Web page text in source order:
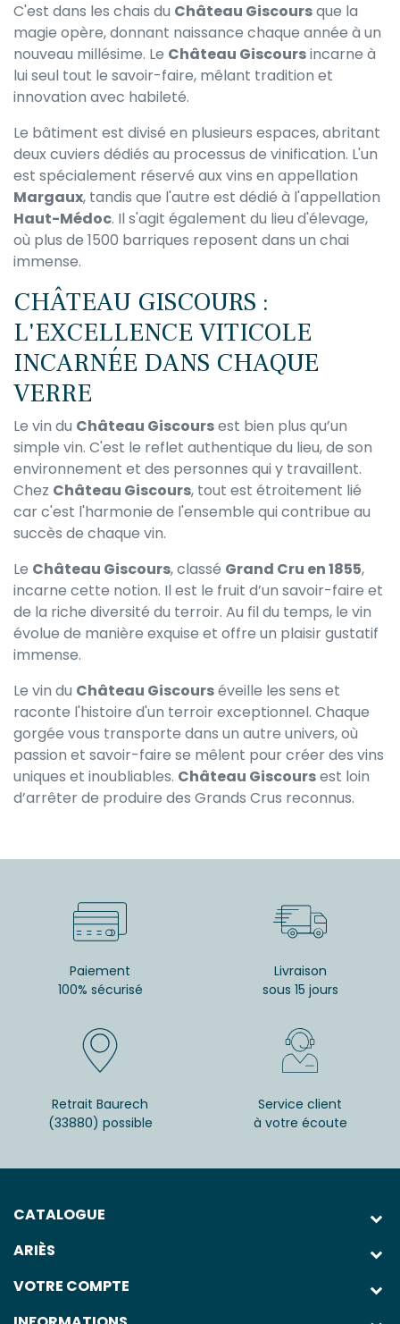
C'est dans les chais du Château Giscoursque la
magie opère, donnant naissance chaque année à un
nouveau millésime. Le Château Giscoursincarne à
lui seul tout le savoir-faire, mêlant tradition et
innovation avec habileté.
Le bâtiment est divisé en plusieurs espaces, abritant
deux cuviers dédiés au processus de vinification. L'un
est spécialement réservé aux vins en appellation
Margaux, tandis que l'autre est dédié à l'appellation
Haut-Médoc. Il s'agit également du lieu d'élevage,
où plus de 1500 barriques reposent dans un chai
immense.
CHÂTEAU GISCOURS :
L'EXCELLENCE VITICOLE
INCARNÉE DANS CHAQUE
VERRE
Le vin du Château Giscoursest bien plus qu’un
simple vin. C'est le reflet authentique du lieu, de son
environnement et des personnes qui y travaillent.
Chez Château Giscours, tout est étroitement lié
car c'est l'harmonie de l'ensemble qui contribue au
succès de chaque vin.
Le Château Giscours, classé Grand Cru en 1855,
incarne cette notion. Il est le fruit d’un savoir-faire et
de la riche diversité du terroir. Au fil du temps, le vin
évolue de manière exquise et offre un plaisir gustatif
immense.
Le vin du Château Giscourséveille les sens et
raconte l'histoire d'un terroir exceptionnel. Chaque
gorgée vous transporte dans un autre univers, où
passion et savoir-faire se mêlent pour créer des vins
uniques et inoubliables. Château Giscoursest loin
d’arrêter de produire des Grands Crus reconnus.
Paiement
100% sécurisé
Livraison
sous 15 jours
Retrait Baurech
(33880) possible
Service client
à votre écoute
CATALOGUE
ARIÈS
VOTRE COMPTE